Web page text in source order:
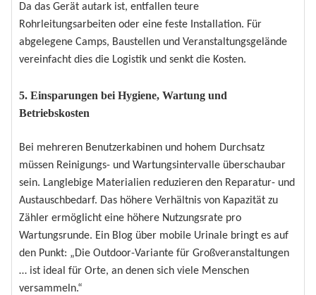
Da das Gerät autark ist, entfallen teure
Rohrleitungsarbeiten oder eine feste Installation. Für
abgelegene Camps, Baustellen und Veranstaltungsgelände
vereinfacht dies die Logistik und senkt die Kosten.
5. Einsparungen bei Hygiene, Wartung und
Betriebskosten
Bei mehreren Benutzerkabinen und hohem Durchsatz
müssen Reinigungs- und Wartungsintervalle überschaubar
sein. Langlebige Materialien reduzieren den Reparatur- und
Austauschbedarf. Das höhere Verhältnis von Kapazität zu
Zähler ermöglicht eine höhere Nutzungsrate pro
Wartungsrunde. Ein Blog über mobile Urinale bringt es auf
den Punkt: „Die Outdoor-Variante für Großveranstaltungen
… ist ideal für Orte, an denen sich viele Menschen
versammeln.“